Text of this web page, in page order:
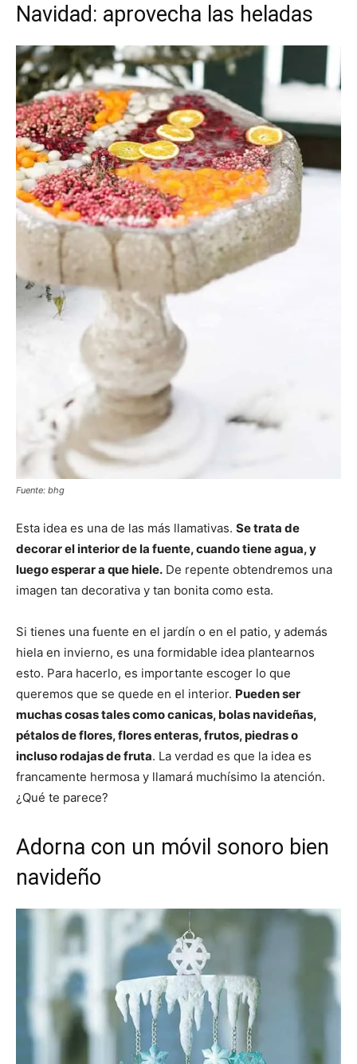
Navidad: aprovecha las heladas
Fuente: bhg
Esta idea es una de las más llamativas. Se trata de
decorar el interior de la fuente, cuando tiene agua, y
luego esperar a que hiele. De repente obtendremos una
imagen tan decorativa y tan bonita como esta.
Si tienes una fuente en el jardín o en el patio, y además
hiela en invierno, es una formidable idea plantearnos
esto. Para hacerlo, es importante escoger lo que
queremos que se quede en el interior. Pueden ser
muchas cosas tales como canicas, bolas navideñas,
pétalos de flores, flores enteras, frutos, piedras o
incluso rodajas de fruta. La verdad es que la idea es
francamente hermosa y llamará muchísimo la atención.
¿Qué te parece?
Adorna con un móvil sonoro bien
navideño